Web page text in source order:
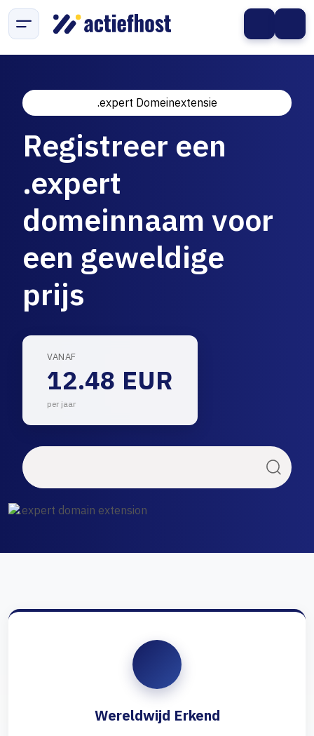
.expert Domeinextensie
Registreer een
.expert
domeinnaam voor
een geweldige
prijs
VANAF
12.48 EUR
per jaar
Wereldwijd Erkend